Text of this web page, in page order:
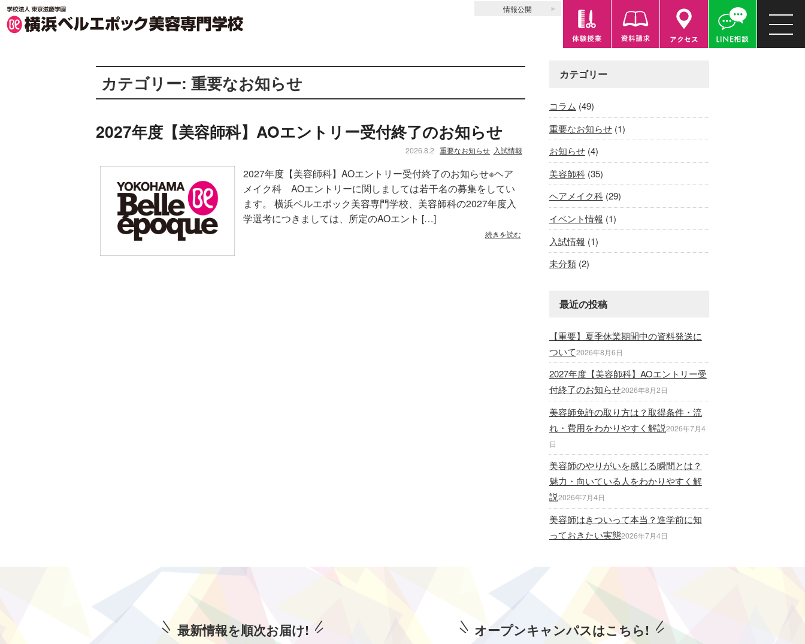
情報公開
横浜ベルエポック美容専門学校 TOP
カテゴリー: 重要なお知らせ
2027年度【美容師科】AOエントリー受付終了のお知らせ
2026.8.2 重要なお知らせ 入試情報
2027年度【美容師科】AOエントリー受付終了のお知らせ※ヘア
メイク科 AOエントリーに関しましては若干名の募集をしてい
ます。 横浜ベルエポック美容専門学校、美容師科の2027年度入
学選考につきましては、所定のAOエント […]
続きを読む
カテゴリー
コラム (49)
重要なお知らせ(1)
お知らせ(4)
美容師科(35)
ヘアメイク科(29)
イベント情報 (1)
入試情報 (1)
未分類(2)
最近の投稿
【重要】夏季休業期間中の資料発送に
ついて2026年8月6日
2027年度【美容師科】AOエントリー受
付終了のお知らせ2026年8月2日
美容師免許の取り方は？取得条件・流
れ・費用をわかりやすく解説2026年7月4
日
美容師のやりがいを感じる瞬間とは？
魅力・向いている人をわかりやすく解
説2026年7月4日
美容師はきついって本当？進学前に知
っておきたい実態2026年7月4日
最新情報を順次お届け! オープンキャンパスはこちら!